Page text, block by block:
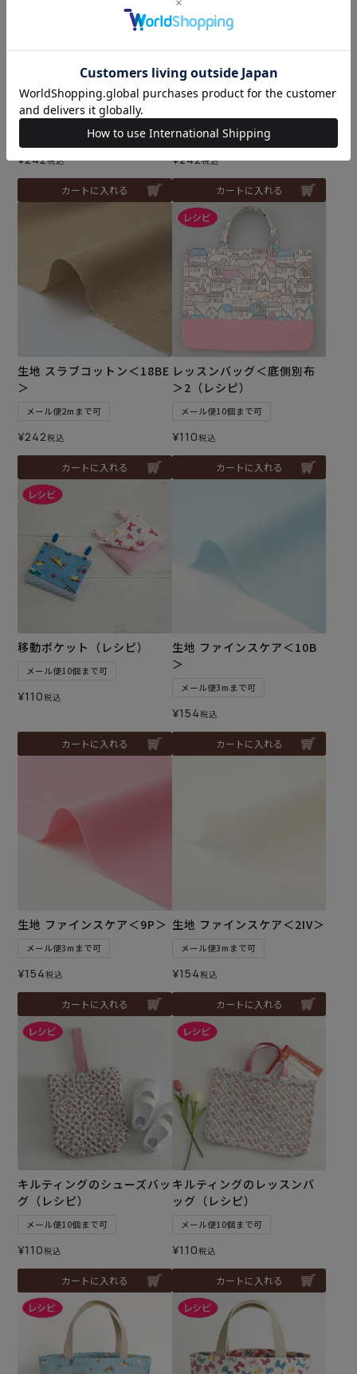
生地 スラブコットン＜59W
＞
メール便2mまで可
¥242税込
カートに入れる
生地 スラブコットン＜61L
メール便2mまで可
¥242税込
カートに入れる
生地 スラブコットン＜18BE
＞
メール便2mまで可
¥242税込
カートに入れる
レッスンバッグ＜底側別布
＞2（レシピ）
メール便10個まで可
¥110税込
カートに入れる
移動ポケット（レシピ）
メール便10個まで可
¥110税込
カートに入れる
生地 ファインスケア＜10B
＞
メール便3mまで可
¥154税込
カートに入れる
生地 ファインスケア＜9P＞
メール便3mまで可
¥154税込
カートに入れる
生地 ファインスケア＜2IV＞
メール便3mまで可
¥154税込
カートに入れる
キルティングのシューズバッ
グ（レシピ）
メール便10個まで可
¥110税込
カートに入れる
キルティングのレッスンバ
ッグ（レシピ）
メール便10個まで可
¥110税込
カートに入れる